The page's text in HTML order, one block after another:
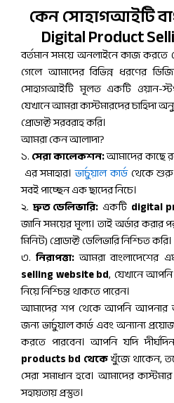
কেন সোহাগআইটি
Digital Product
বর্তমান সময়ে অনলাইনে কাজ করতে
গেলে আমাদের বিভিন্ন ধরণের
সোহাগআইটি মূলত একটি ওয়ান-
যেখানে আমরা কাস্টমারদের চাহিদা
প্রোডাক্ট সরবরাহ করি।
আমরা কেন আলাদা?
১.সেরা কালেকশন:আমাদের কাছে
এর সমাহার।ভার্চুয়াল কার্ডথেকে শুরু
সবই পাচ্ছেন এক ছাদের নিচে।
২.দ্রুত ডেলিভারি: একটি digital
জানি সময়ের মূল্য। তাই অর্ডার
মিনিট) প্রোডাক্ট ডেলিভারি নিশ্চিত করি।
৩.নিরাপত্তা: আমরা বাংলাদেশের
selling website bd, যেখানে আপনি
নিয়ে নিশ্চিন্ত থাকতে পারেন।
আমাদের শপ থেকে আপনি আপনার
জন্য ভার্চুয়াল কার্ড এবং অন্যান্য
করতে পারবেন। আপনি যদি
products bd থেকেখুঁজে থাকেন,
সেরা সমাধান হবে। আমাদের
সহায়তায় প্রস্তুত।